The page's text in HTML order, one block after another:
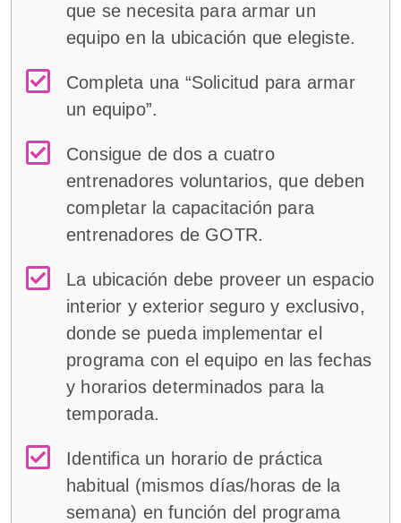
que se necesita para armar un
equipo en la ubicación que elegiste.
Completa una “Solicitud para armar
un equipo”.
Consigue de dos a cuatro
entrenadores voluntarios, que deben
completar la capacitación para
entrenadores de GOTR.
La ubicación debe proveer un espacio
interior y exterior seguro y exclusivo,
donde se pueda implementar el
programa con el equipo en las fechas
y horarios determinados para la
temporada.
Identifica un horario de práctica
habitual (mismos días/horas de la
semana) en función del programa